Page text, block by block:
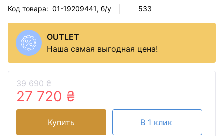
Код товара: 01-19209441, б/у 533
OUTLET
Наша самая выгодная цена!
39 690 ₴
27 720 ₴
Купить В 1 клик